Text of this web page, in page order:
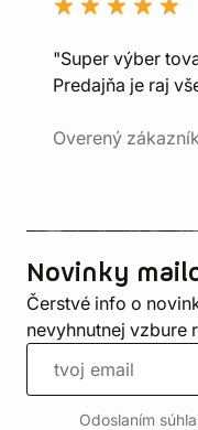
"Super výber
Predajňa je raj
Overený
Novinky
Čerstvé info o
nevyhnutnej vzbure
Odoslaním